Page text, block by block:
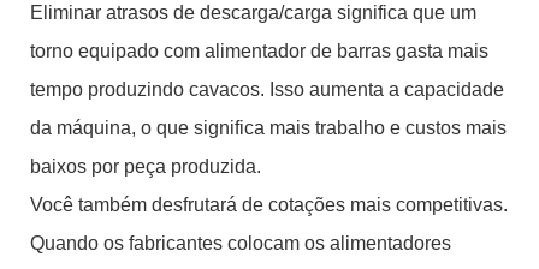
Eliminar atrasos de descarga/carga significa que um
torno equipado com alimentador de barras gasta mais
tempo produzindo cavacos. Isso aumenta a capacidade
da máquina, o que significa mais trabalho e custos mais
baixos por peça produzida.
Você também desfrutará de cotações mais competitivas.
Quando os fabricantes colocam os alimentadores